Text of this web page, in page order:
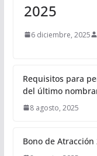
2025
6 diciembre, 2025
Requisitos para
del último
8 agosto, 2025
Bono de